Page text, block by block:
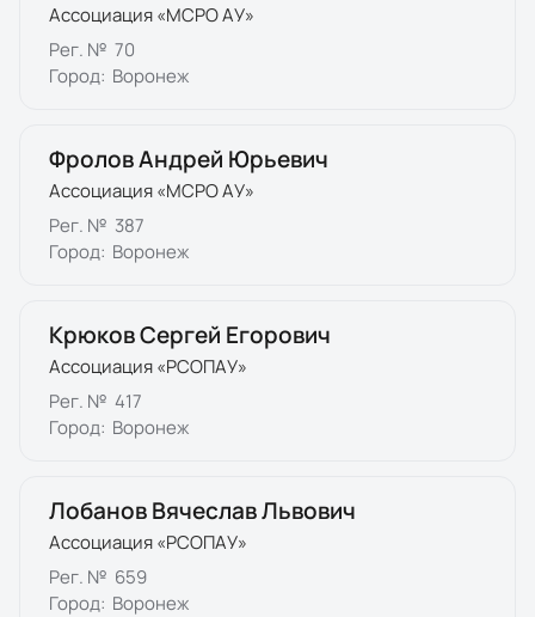
Ассоциация «МСРО АУ»
Рег. № 70
Город: Воронеж
Фролов Андрей Юрьевич
Ассоциация «МСРО АУ»
Рег. № 387
Город: Воронеж
Крюков Сергей Егорович
Ассоциация «РСОПАУ»
Рег. № 417
Город: Воронеж
Лобанов Вячеслав Львович
Ассоциация «РСОПАУ»
Рег. № 659
Город: Воронеж